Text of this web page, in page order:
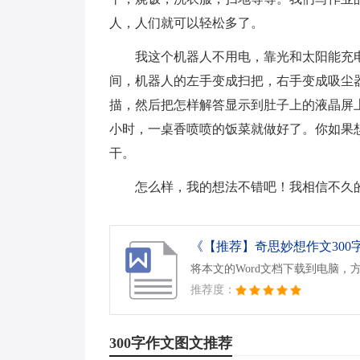
人，人们就可以轻松多了。
我这个机器人不用电，靠光和太阳能
间，机器人的左手变成扫把，右手变成吸
描，然后把怎样解答显示到肚子上的液晶
小时，一桌香喷喷的饭菜就做好了。你如
干。
怎么样，我的想法不错吧！我相信不
《【推荐】奇思妙想作文300
将本文的Word文档下载到电脑，
推荐度：
300字作文图文推荐